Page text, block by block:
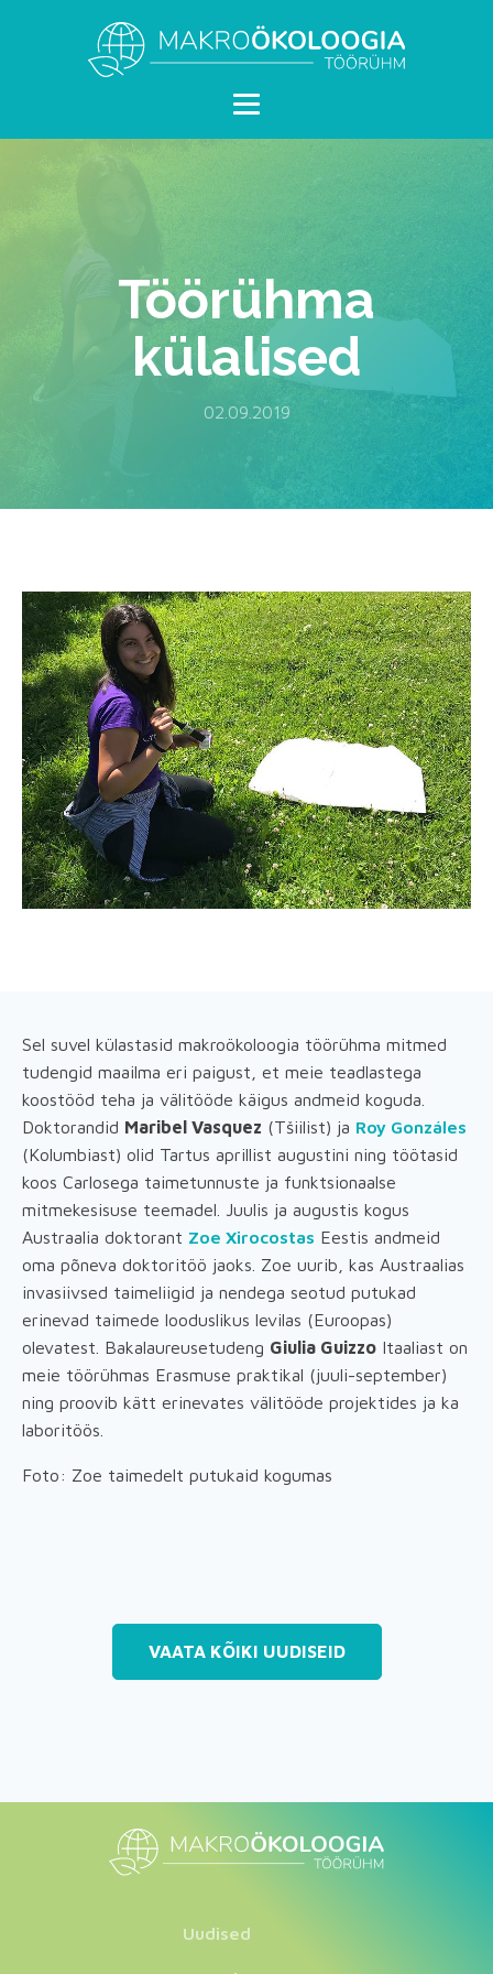
Töörühma
külalised
02.09.2019
Sel suvel külastasid makroökoloogia töörühma mitmed
tudengid maailma eri paigust, et meie teadlastega
koostööd teha ja välitööde käigus andmeid koguda.
Doktorandid Maribel Vasquez (Tšiilist) ja Roy Gonzáles
(Kolumbiast) olid Tartus aprillist augustini ning töötasid
koos Carlosega taimetunnuste ja funktsionaalse
mitmekesisuse teemadel. Juulis ja augustis kogus
Austraalia doktorant Zoe Xirocostas Eestis andmeid
oma põneva doktoritöö jaoks. Zoe uurib, kas Austraalias
invasiivsed taimeliigid ja nendega seotud putukad
erinevad taimede looduslikus levilas (Euroopas)
olevatest. Bakalaureusetudeng Giulia Guizzo Itaaliast on
meie töörühmas Erasmuse praktikal (juuli-september)
ning proovib kätt erinevates välitööde projektides ja ka
laboritöös.
Foto: Zoe taimedelt putukaid kogumas
VAATA KÕIKI UUDISEID
Uudised